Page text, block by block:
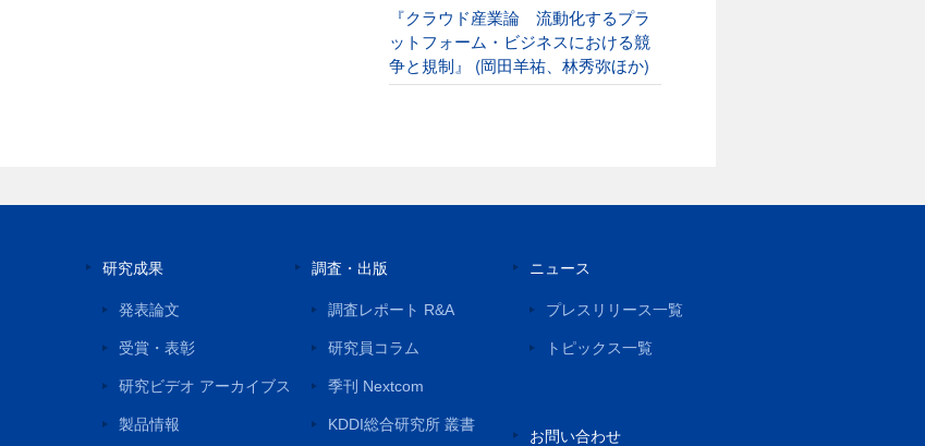
『クラウド産業論 流動化するプラ
ットフォーム・ビジネスにおける競
争と規制』 (岡田羊祐、林秀弥ほか)
研究成果
発表論文
受賞・表彰
研究ビデオ アーカイブス
製品情報
調査・出版
調査レポート R&A
研究員コラム
季刊 Nextcom
KDDI総合研究所 叢書
ニュース
プレスリリース一覧
トピックス一覧
お問い合わせ